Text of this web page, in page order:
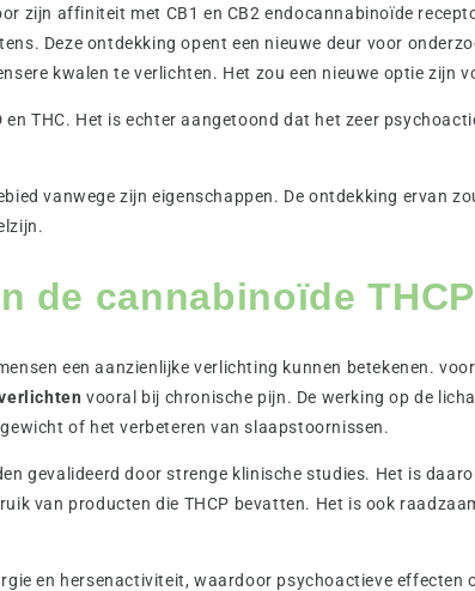
zijn affiniteit met CB1 en CB2 endocannabinoïde
Deze ontdekking opent een nieuwe deur voor
kwalen te verlichten. Het zou een nieuwe optie zijn
en THC. Het is echter aangetoond dat het zeer
vanwege zijn eigenschappen. De ontdekking ervan
de cannabinoïde THCP
een aanzienlijke verlichting kunnen betekenen.
vooral bij chronische pijn. De werking op de
of het verbeteren van slaapstoornissen.
gevalideerd door strenge klinische studies. Het is
van producten die THCP bevatten. Het is ook
en hersenactiviteit, waardoor psychoactieve effecten